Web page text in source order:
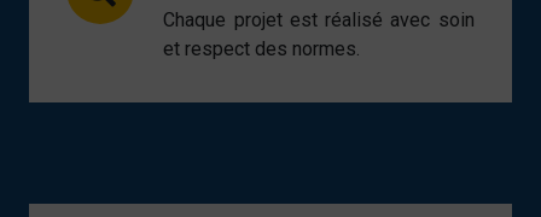
Chaque projet est réalisé avec soin
et respect des normes.